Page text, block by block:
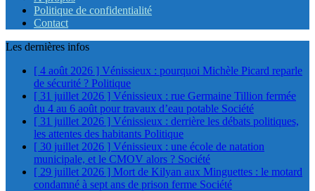
Politique de confidentialité
Contact
Les dernières infos
[ 4 août 2026 ] Vénissieux : pourquoi Michèle Picard reparle
de sécurité ? Politique
[ 31 juillet 2026 ] Vénissieux : rue Germaine Tillion fermée
du 4 au 6 août pour travaux d’eau potable Société
[ 31 juillet 2026 ] Vénissieux : derrière les débats politiques,
les attentes des habitants Politique
[ 30 juillet 2026 ] Vénissieux : une école de natation
municipale, et le CMOV alors ? Société
[ 29 juillet 2026 ] Mort de Kilyan aux Minguettes : le motard
condamné à sept ans de prison ferme Société